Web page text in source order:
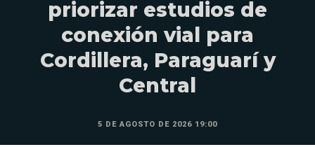
priorizar estudios de
conexión vial para
Cordillera, Paraguarí y
Central
5 DE AGOSTO DE 2026 19:00